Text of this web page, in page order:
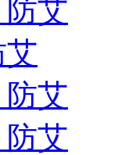
艾
艾
艾